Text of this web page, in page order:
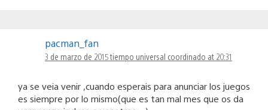
pacman_fan
3 de marzo de 2015 tiempo universal coordinado at 20:31
ya se veia venir ,cuando esperais para anunciar los juegos
es siempre por lo mismo(que es tan mal mes que os da